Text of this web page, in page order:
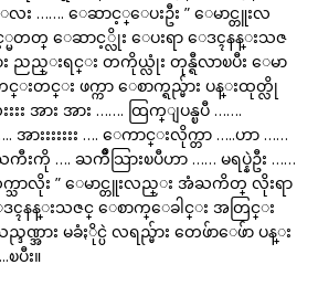
လး ……. ေဆာင့္ေပးဦး ” ေမာင္တူးလ
မတတ္ ေဆာင့္လိုး ေပးရာ ေဒၚနန္းသဇ
ညည္းရင္း တကိုယ္လုံး တုန္ရီလာၿပီး ေမာ
င္းတင္း ဖက္ကာ ေစာက္ရည္မ်ား ပန္းထုတ္လို
အား အား ……. ထြက္ျပန္ၿပီ …….
…….. အားးးးးးး …. ေကာင္းလိုက္တာ …..ဟာ ……
းကို …. ႀကိဳသြားၿပီဟာ …… မရပ္နဲဦး ……
သာလိုး ” ေမာင္တူးလည္း အံႀကိတ္ လိုးရာ
ၚနန္းသဇင္ ေစာက္ေခါင္း အတြင္း
ဒဏ္အား မခံႏိုင္ပဲ လရည္မ်ား တေဖ်ာေဖ်ာ ပန္း
ပီး။